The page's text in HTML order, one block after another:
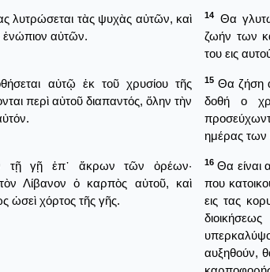
λυτρώσεται τὰς ψυχὰς αὐτῶν, καὶ
ἐνώπιον αὐτῶν.
14
Θα
ζωήν των
του εις
αὐτῷ ἐκ τοῦ χρυσίου τῆς
περὶ αὐτοῦ διαπαντός, ὅλην τὴν
15 Θα ζήση
δοθή ο
ημέρας των
τῇ γῇ ἐπ᾿ ἄκρων τῶν ὀρέων·
Λίβανον ὁ καρπὸς αὐτοῦ, καὶ
ὡσεὶ χόρτος τῆς γῆς.
16 Θα είναι
που
εις τας
αυξηθούν,